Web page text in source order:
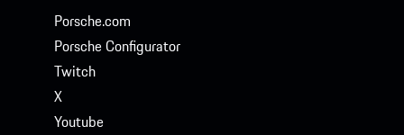
Porsche.com
Porsche Configurator
Twitch
X
Youtube